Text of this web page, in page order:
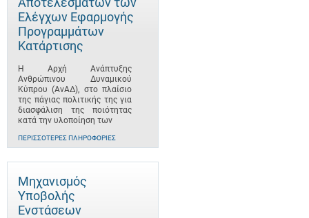
Ελέγχων Εφαρμογής
Προγραμμάτων
Κατάρτισης
Η Αρχή Ανάπτυξης
Ανθρώπινου Δυναμικού
Κύπρου (ΑνΑΔ), στο πλαίσιο
της πάγιας πολιτικής της για
διασφάλιση της ποιότητας
κατά την υλοποίηση των
ΠΕΡΙΣΣΌΤΕΡΕΣ ΠΛΗΡΟΦΟΡΊΕΣ
Μηχανισμός
Υποβολής
Ενστάσεων